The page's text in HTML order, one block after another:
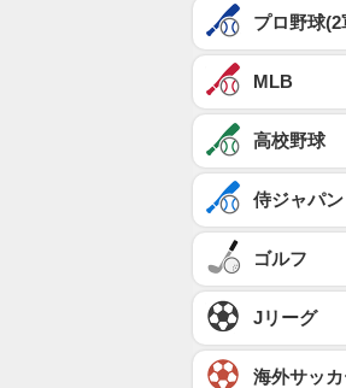
プロ野球(2
MLB
高校野球
侍ジャパン
ゴルフ
Jリーグ
海外サッ